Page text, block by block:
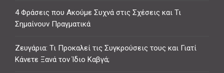
4 Φράσεις που Ακούμε Συχνά στις Σχέσεις και Τι
Σημαίνουν Πραγματικά
Ζευγάρια: Τι Προκαλεί τις Συγκρούσεις τους και Γιατί
Κάνετε Ξανά τον Ίδιο Καβγά;